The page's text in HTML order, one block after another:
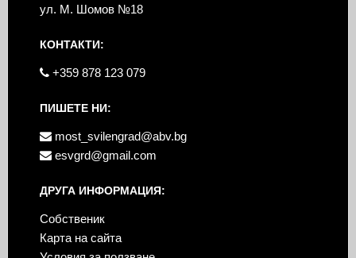
ул. М. Шомов №18
КОНТАКТИ:
+359 878 123 079
ПИШЕТЕ НИ:
most_svilengrad@abv.bg
esvgrd@gmail.com
ДРУГА ИНФОРМАЦИЯ:
Собственик
Карта на сайта